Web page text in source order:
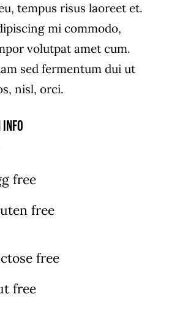
tempus risus laoreet et.
mi commodo,
volutpat amet cum.
sed fermentum dui ut
nisl, orci.
free
free
free
free